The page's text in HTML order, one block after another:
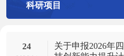
科研项目
24
关于申报2026年